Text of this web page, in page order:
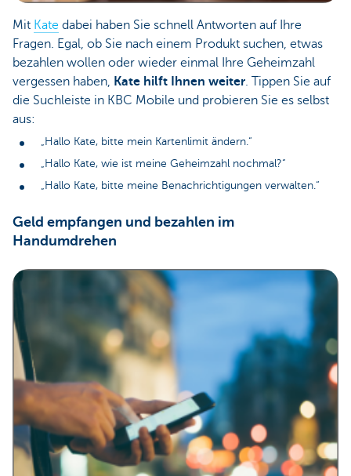
Mit Kate dabei haben Sie schnell Antworten auf Ihre
Fragen. Egal, ob Sie nach einem Produkt suchen, etwas
bezahlen wollen oder wieder einmal Ihre Geheimzahl
vergessen haben, Kate hilft Ihnen weiter. Tippen Sie auf
die Suchleiste in KBC Mobile und probieren Sie es selbst
aus:
„Hallo Kate, bitte mein Kartenlimit ändern.“
„Hallo Kate, wie ist meine Geheimzahl nochmal?“
„Hallo Kate, bitte meine Benachrichtigungen verwalten.“
Geld empfangen und bezahlen im
Handumdrehen